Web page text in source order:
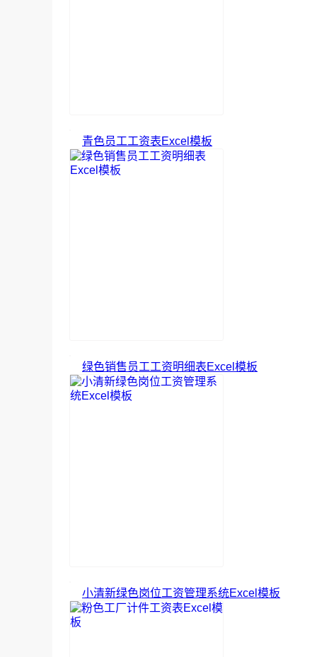
青色员工工资表Excel模板
绿色销售员工工资明细表Excel模板
小清新绿色岗位工资管理系统Excel模板